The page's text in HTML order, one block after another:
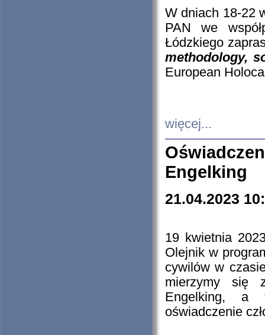
W dniach 18-22
PAN we
Łódzkiego
methodology,
European
więcej...
Engelking
21.04.2023
19 kwietnia
Olejnik w
cywilów w
mierzymy się
Engelking, a
oświadczenie